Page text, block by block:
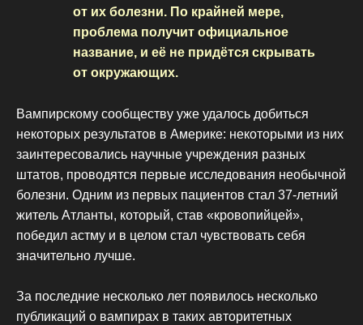
от их болезни. По крайней мере,
проблема получит официальное
название, и её не придётся скрывать
от окружающих.
Вампирскому сообществу уже удалось добиться
некоторых результатов в Америке: некоторыми из них
заинтересовались научные учреждения разных
штатов, проводятся первые исследования необычной
болезни. Одним из первых пациентов стал 37-летний
житель Атланты, который, став «кровопийцей»,
победил астму и в целом стал чувствовать себя
значительно лучше.
За последние несколько лет появилось несколько
публикаций о вампирах в таких авторитетных